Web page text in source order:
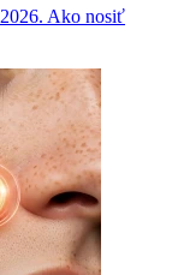
Ako nosiť